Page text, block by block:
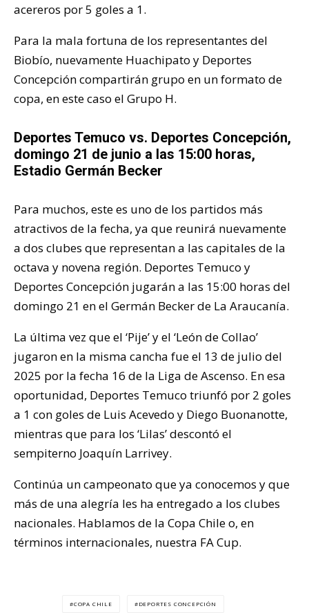
acereros por 5 goles a 1.
Para la mala fortuna de los representantes del
Biobío, nuevamente Huachipato y Deportes
Concepción compartirán grupo en un formato de
copa, en este caso el Grupo H.
Deportes Temuco vs. Deportes Concepción,
domingo 21 de junio a las 15:00 horas,
Estadio Germán Becker
Para muchos, este es uno de los partidos más
atractivos de la fecha, ya que reunirá nuevamente
a dos clubes que representan a las capitales de la
octava y novena región. Deportes Temuco y
Deportes Concepción jugarán a las 15:00 horas del
domingo 21 en el Germán Becker de La Araucanía.
La última vez que el ‘Pije’ y el ‘León de Collao’
jugaron en la misma cancha fue el 13 de julio del
2025 por la fecha 16 de la Liga de Ascenso. En esa
oportunidad, Deportes Temuco triunfó por 2 goles
a 1 con goles de Luis Acevedo y Diego Buonanotte,
mientras que para los ‘Lilas’ descontó el
sempiterno Joaquín Larrivey.
Continúa un campeonato que ya conocemos y que
más de una alegría les ha entregado a los clubes
nacionales. Hablamos de la Copa Chile o, en
términos internacionales, nuestra FA Cup.
COPA CHILE DEPORTES CONCEPCIÓN